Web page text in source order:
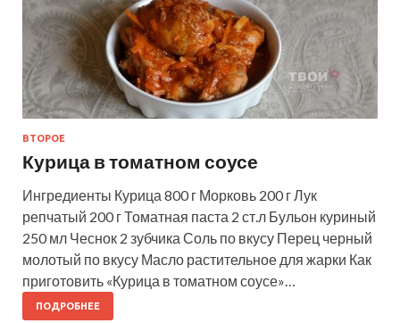
ВТОРОЕ
Курица в томатном соусе
Ингредиенты Курица 800 г Морковь 200 г Лук
репчатый 200 г Томатная паста 2 ст.л Бульон куриный
250 мл Чеснок 2 зубчика Соль по вкусу Перец черный
молотый по вкусу Масло растительное для жарки Как
приготовить «Курица в томатном соусе»…
ПОДРОБНЕЕ